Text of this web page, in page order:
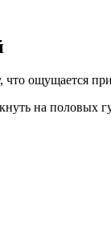
ощущается
на